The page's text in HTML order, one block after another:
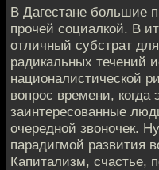
В Дагестане большие
прочей социалкой. В
отличный субстрат
радикальных течений
националистической
вопрос времени, когда
заинтересованные
очередной звоночек.
парадигмой развития
Капитализм, счастье,